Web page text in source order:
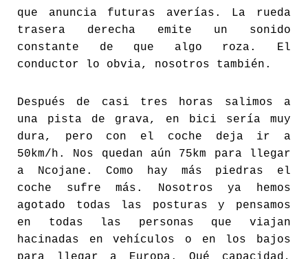
que anuncia futuras averías. La rueda
trasera derecha emite un sonido
constante de que algo roza. El
conductor lo obvia, nosotros también.
Después de casi tres horas salimos a
una pista de grava, en bici sería muy
dura, pero con el coche deja ir a
50km/h. Nos quedan aún 75km para llegar
a Ncojane. Como hay más piedras el
coche sufre más. Nosotros ya hemos
agotado todas las posturas y pensamos
en todas las personas que viajan
hacinadas en vehículos o en los bajos